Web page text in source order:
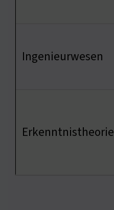
Ingenieurwesen
Erkenntnistheorie